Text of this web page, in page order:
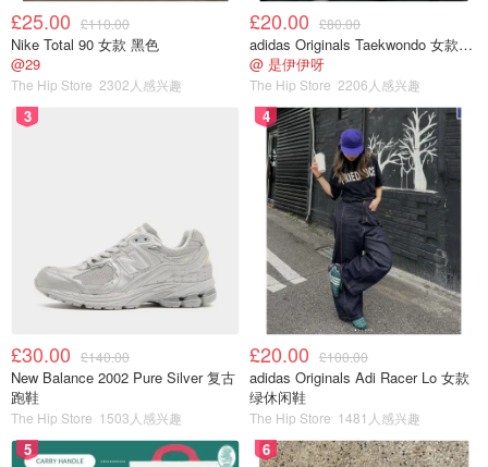
£25.00 £110.00
Nike Total 90 女款 黑色
@29
The Hip Store 2302人感兴趣
£20.00 £80.00
adidas Originals Taekwondo 女款黑色运动鞋
@ 是伊伊呀
The Hip Store 2206人感兴趣
3
£30.00 £140.00
New Balance 2002 Pure Silver 复古
跑鞋
The Hip Store 1503人感兴趣
4
£20.00 £100.00
adidas Originals Adi Racer Lo 女款
绿休闲鞋
The Hip Store 1481人感兴趣
5 6